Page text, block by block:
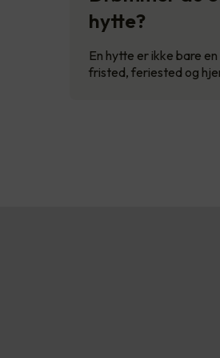
hytte?
En hytte er ikke bare
fristed, feriested og